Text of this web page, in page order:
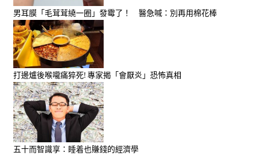
男耳膜「毛茸茸繞一圈」發霉了！ 醫急喊：別再用棉花棒
打邊爐後喉嚨痛猝死! 專家揭「會厭炎」恐怖真相
五十而智識享：睡着也賺錢的經濟學